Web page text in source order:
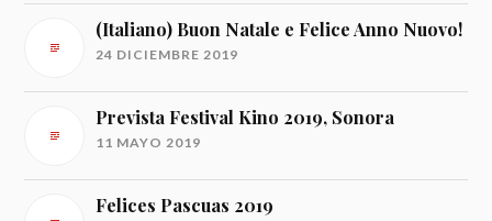
(Italiano) Buon Natale e Felice Anno Nuovo!
24 DICIEMBRE 2019
Prevista Festival Kino 2019, Sonora
11 MAYO 2019
Felices Pascuas 2019